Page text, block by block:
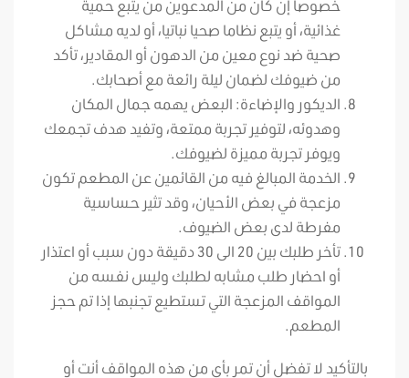
خصوصاً إن كان من المدعوين من يتبع حمية
غذائية، أو يتبع نظاما صحيا نباتيا، أو لديه مشاكل
صحية ضد نوع معين من الدهون أو المقادير، تأكد
من ضيوفك لضمان ليلة رائعة مع أصحابك.
الديكور والإضاءة: البعض يهمه جمال المكان
وهدوئه، لتوفير تجربة ممتعة، وتفيد هدف تجمعك
ويوفر تجربة مميزة لضيوفك.
الخدمة المبالغ فيه من القائمين عن المطعم تكون
مزعجة في بعض الأحيان، وقد تثير حساسية
مفرطة لدى بعض الضيوف.
تأخر طلبك بين 20 الى 30 دقيقة دون سبب أو اعتذار
أو احضار طلب مشابه لطلبك وليس نفسه من
المواقف المزعجة التي تستطيع تجنبها إذا تم حجز
المطعم.
بالتأكيد لا تفضل أن تمر بأي من هذه المواقف أنت أو